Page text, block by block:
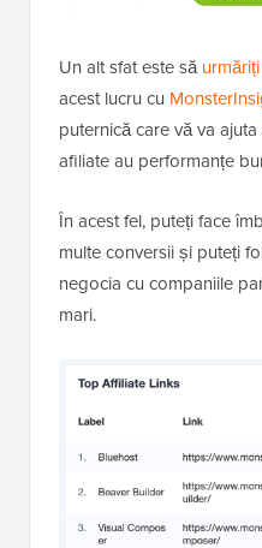
Un alt sfat este să
acest lucru cu
puternică care vă va
afiliate au performanțe
În acest fel, puteți face
multe conversii și puteți
negocia cu companiile
mari.